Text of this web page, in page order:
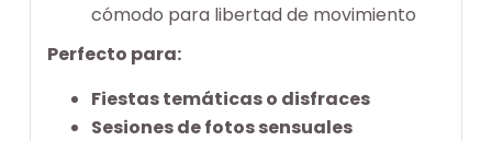
cómodo para libertad de movimiento
Perfecto para:
Fiestas temáticas o disfraces
Sesiones de fotos sensuales